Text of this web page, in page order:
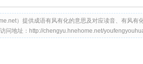
）提供成语有风有化的意思及对应读音、有风有
问地址：http://chengyu.hnehome.net/